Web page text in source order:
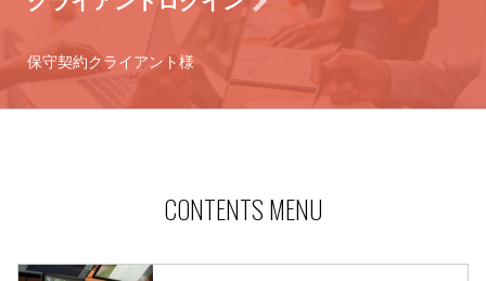
保守契約クライアント様
CONTENTS MENU